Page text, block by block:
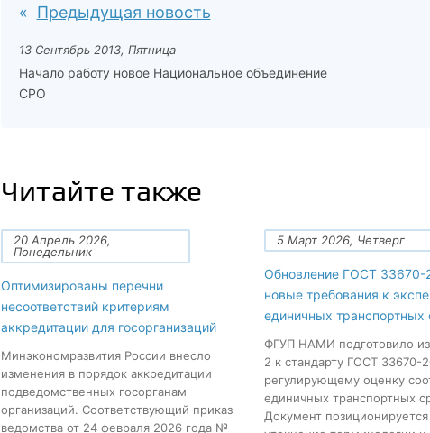
Предыдущая новость
13 Сентябрь 2013, Пятница
Начало работу новое Национальное объединение
СРО
Читайте также
20 Апрель 2026,
Понедельник
Оптимизированы перечни
несоответствий критериям
аккредитации для госорганизаций
Минэкономразвития России внесло
изменения в порядок аккредитации
подведомственных госорганам
организаций. Соответствующий приказ
ведомства от 24 февраля 2026 года №
5 Март 2026, Четверг
Обновление ГОСТ 33670-
новые требования к
единичных транспортных
ФГУП НАМИ подготовило
2 к стандарту ГОСТ 33670-
регулирующему оценку
единичных транспортных
Документ позиционируется